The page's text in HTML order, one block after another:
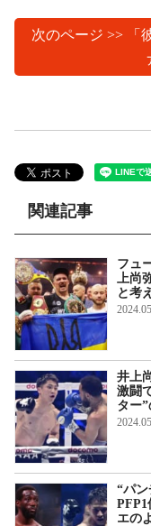
次のページ >> 「
関連記事
フュ
上尚
と考
井上
激闘
ター”
“パ
PFP1
エの